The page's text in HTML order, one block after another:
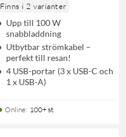
Finns i 2 varianter
Upp till 100 W
snabbladdning
Utbytbar strömkabel –
perfekt till resan!
4 USB-portar (3 x USB-C och
1 x USB-A)
Online: 100+ st